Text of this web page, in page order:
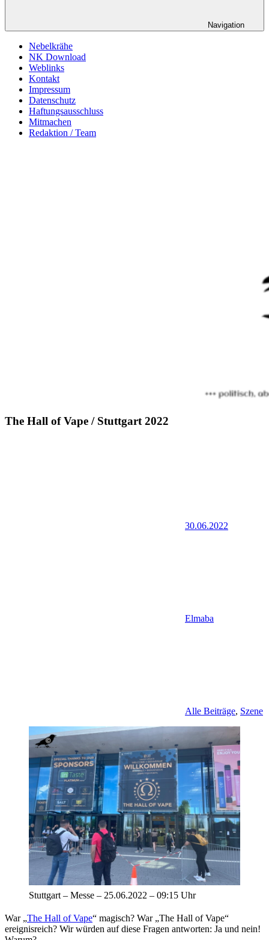
Navigation
Nebelkrähe
NK Download
Weblinks
Kontakt
Impressum
Datenschutz
Haftungsausschluss
Mitmachen
Redaktion / Team
The Hall of Vape / Stuttgart 2022
30.06.2022
Elmaba
Alle Beiträge, Szene
Stuttgart – Messe – 25.06.2022 – 09:15 Uhr
War „The Hall of Vape“ magisch? War „The Hall of Vape“
ereignisreich? Wir würden auf diese Fragen antworten: Ja und nein!